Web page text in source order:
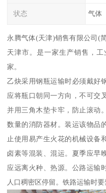
状态 气体
永腾气体(天津)销售有限公司(
天津市。是一家生产销售，
家。
乙炔采用钢瓶运输时必须戴好
应将瓶口朝同一方向，不可交
并用三角木垫卡牢，防止滚动
数量的消防器材。装运该物品
止使用易产生火花的机械设备
卤素等混装、混运。夏季应早
应远离火种、热源。公路运输
人口稠密区停留。铁路运输时要